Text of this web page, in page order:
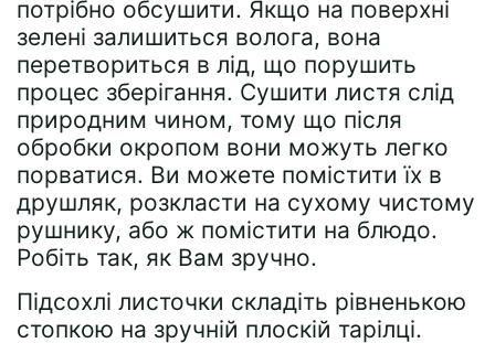
потрібно обсушити. Якщо на поверхні
зелені залишиться волога, вона
перетвориться в лід, що порушить
процес зберігання. Сушити листя слід
природним чином, тому що після
обробки окропом вони можуть легко
порватися. Ви можете помістити їх в
друшляк, розкласти на сухому чистому
рушнику, або ж помістити на блюдо.
Робіть так, як Вам зручно.
Підсохлі листочки складіть рівненькою
стопкою на зручній плоскій тарілці.